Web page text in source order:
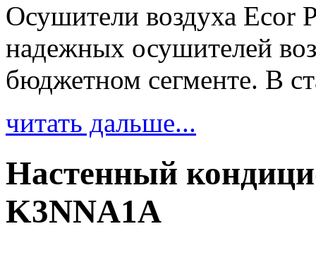
Осушители воздуха Ecor
надежных осушителей
бюджетном сегменте. В
читать дальше...
Настенный
K3NNA1A